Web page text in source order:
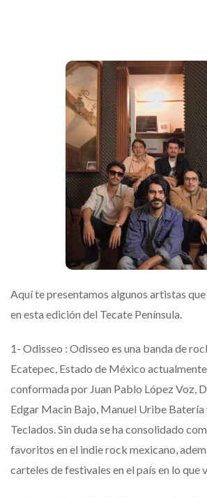
Aquí te presentamos algunos artistas
en esta edición del Tecate Península.
1- Odisseo : Odisseo es una banda de
Ecatepec, Estado de México
conformada por Juan Pablo López Voz,
Edgar Macin Bajo, Manuel Uribe
Teclados. Sin duda se ha consolidado
favoritos en el indie rock mexicano,
carteles de festivales en el país en lo que